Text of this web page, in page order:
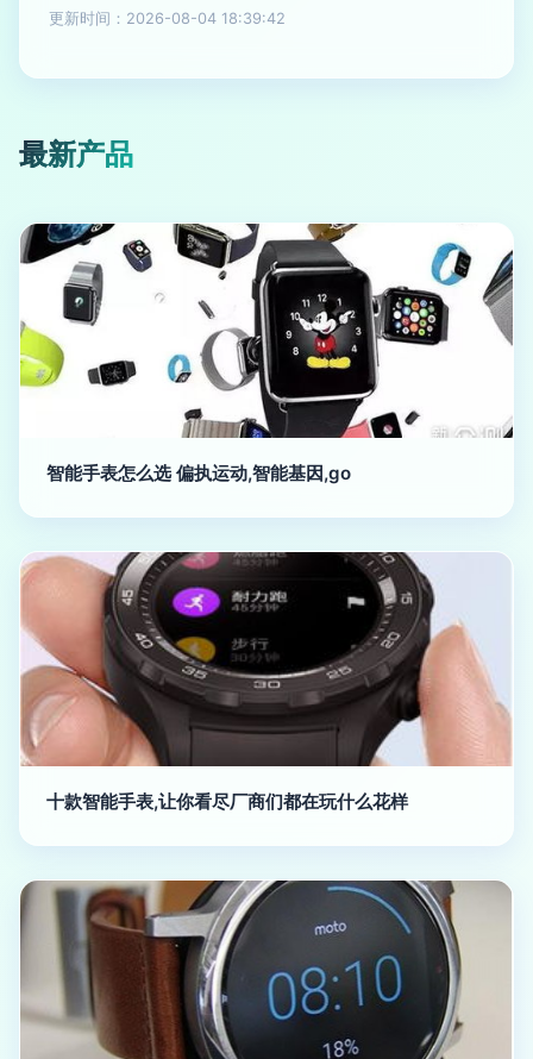
更新时间：2026-08-04 18:39:42
最新产品
智能手表怎么选 偏执运动,智能基因,go
十款智能手表,让你看尽厂商们都在玩什么花样